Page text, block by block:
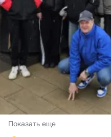
Показать еще